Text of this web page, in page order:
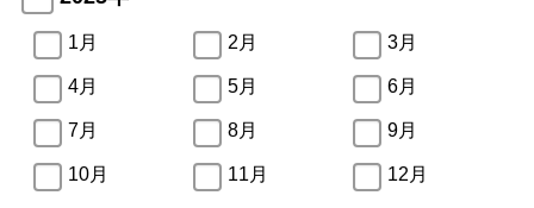
1月 2月 3月
4月 5月 6月
7月 8月 9月
10月 11月 12月